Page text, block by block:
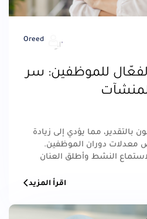
Oreed
للموظفين: سر
بالتقدير، مما يؤدي إلى زيادة
معدلات دوران الموظفين.
النشط وأطلق العنان
اقرأ المزيد